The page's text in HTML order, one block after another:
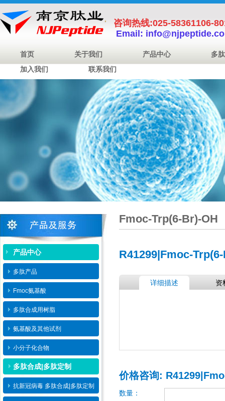
咨询热线:025-58361106-
Email:
首页 关于我们 产品中心
多
加入我们
联系我们
产品中心
多肽产品
Fmoc氨基酸
多肽合成用树脂
氨基酸及其他试剂
小分子化合物
多肽合成|多肽定制
抗新冠病毒 多肽合成|多肽定制
Fmoc-Trp(6-Br)-OH
R41299|Fmoc-
详细描述 资
价格咨询:
数量：